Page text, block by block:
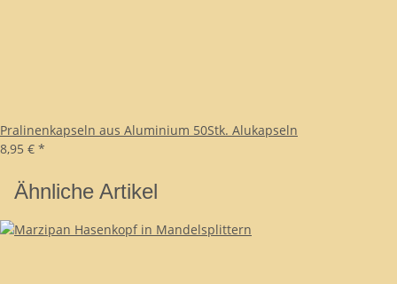
Pralinenkapseln aus Aluminium 50Stk. Alukapseln
8,95 € *
Ähnliche Artikel